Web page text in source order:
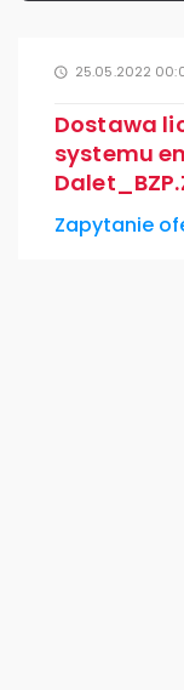
25.05.2022
Dostawa
systemu
Zapytanie